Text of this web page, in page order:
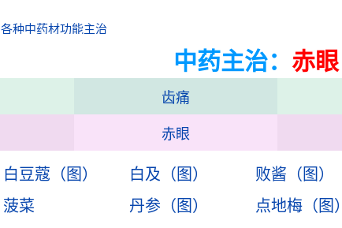
各种中药材功能主治
中药主治： 赤眼
齿痛
赤眼
白豆蔻（图） 白及（图） 败酱（图）
菠菜 丹参（图） 点地梅（图）